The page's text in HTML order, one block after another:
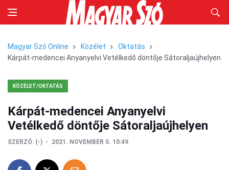
Magyar Szó Online Közélet
Oktatás
Kárpát-medencei Anyanyelvi Vetélkedő döntője Sátoraljaújhelyen
KÖZÉLET/OKTATÁS
Kárpát-medencei Anyanyelvi
Vetélkedő döntője Sátoraljaújhelyen
SZERZŐ: (-) 2021. NOVEMBER 5. 10:49